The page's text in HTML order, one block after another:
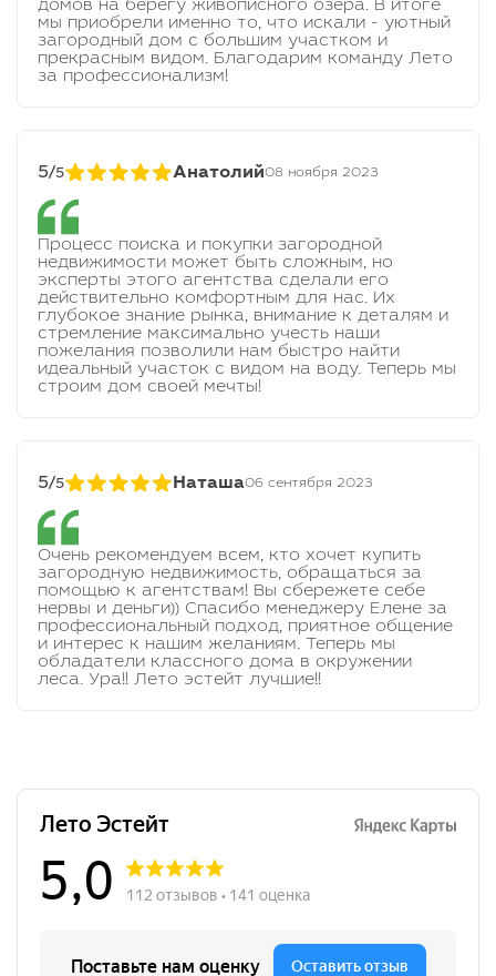
домов на берегу живописного озера. В итоге
мы приобрели именно то, что искали - уютный
загородный дом с большим участком и
прекрасным видом. Благодарим команду Лето
за профессионализм!
5/5 Анатолий08 ноября 2023
Процесс поиска и покупки загородной
недвижимости может быть сложным, но
эксперты этого агентства сделали его
действительно комфортным для нас. Их
глубокое знание рынка, внимание к деталям и
стремление максимально учесть наши
пожелания позволили нам быстро найти
идеальный участок с видом на воду. Теперь мы
строим дом своей мечты!
5/5 Наташа06 сентября 2023
Очень рекомендуем всем, кто хочет купить
загородную недвижимость, обращаться за
помощью к агентствам! Вы сбережете себе
нервы и деньги)) Спасибо менеджеру Елене за
профессиональный подход, приятное общение
и интерес к нашим желаниям. Теперь мы
обладатели классного дома в окружении
леса. Ура!! Лето эстейт лучшие!!